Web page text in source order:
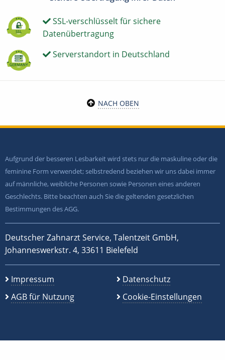
SSL-verschlüsselt für sichere
Datenübertragung
Serverstandort in Deutschland
NACH OBEN
Aufgrund der besseren Lesbarkeit wird stets nur die maskuline oder die
feminine Form verwendet; selbstredend beziehen wir uns dabei immer
auf männliche, weibliche Personen sowie Personen eines anderen
Geschlechts. Bitte beachten auch Sie die geltenden gesetzlichen
Bestimmungen des AGG.
Deutscher Zahnarzt Service, Talentzeit GmbH,
Johanneswerkstr. 4, 33611 Bielefeld
Impressum
AGB für Nutzung
Datenschutz
Cookie-Einstellungen